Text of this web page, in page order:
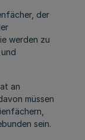
der
werden zu
an
müssen
sein.